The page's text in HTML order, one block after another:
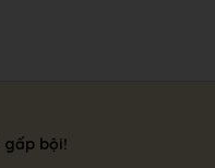
gấp bội!